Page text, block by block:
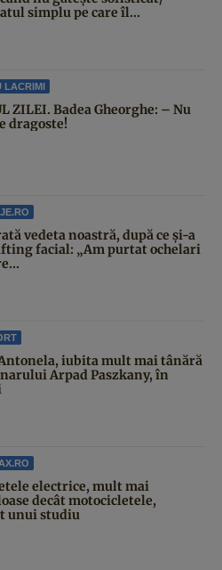
simplu pe care îl...
LACRIMI
ZILEI. Badea Gheorghe: – Nu
dragoste!
vedeta noastră, după ce și-a
facial: „Am purtat ochelari
Antonela, iubita mult mai tânără
Arpad Paszkany, în
electrice, mult mai
decât motocicletele,
unui studiu